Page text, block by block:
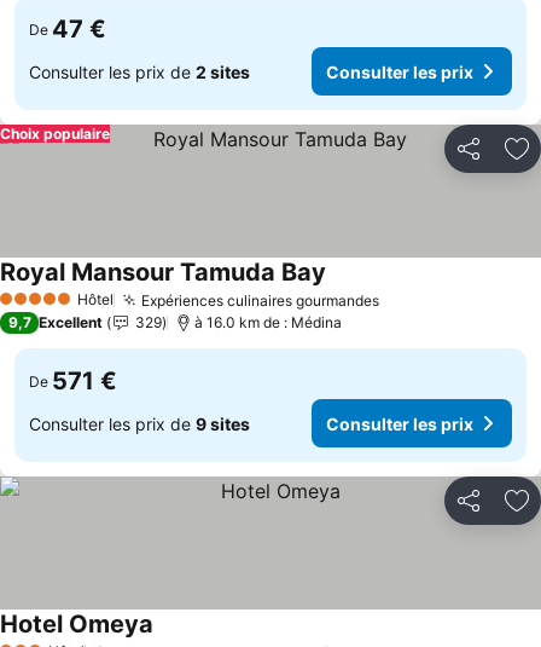
De 47 €
Consulter les prix de 2 sites Consulter les prix
Partager
Choix populaire
5 Étoiles Hôtel Expériences culinaires gourmandesConsulter les prix
Royal Mansour Tamuda Bay
9,7 Excellent 329 à 16.0 km de : Médina
De 571 €
Consulter les prix de 9 sites Consulter les prix
Partager
Hotel Omeya